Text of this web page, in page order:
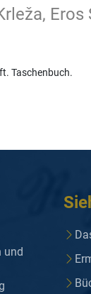
Taschenbuch.
und